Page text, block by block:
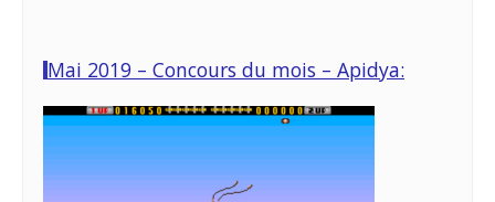
Mai 2019 – Concours du mois – Apidya: